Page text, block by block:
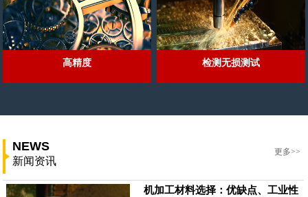
高精度 检测无损测试
NEWS
新闻资讯
更多>>
机加工材料选择：优缺点、工业性